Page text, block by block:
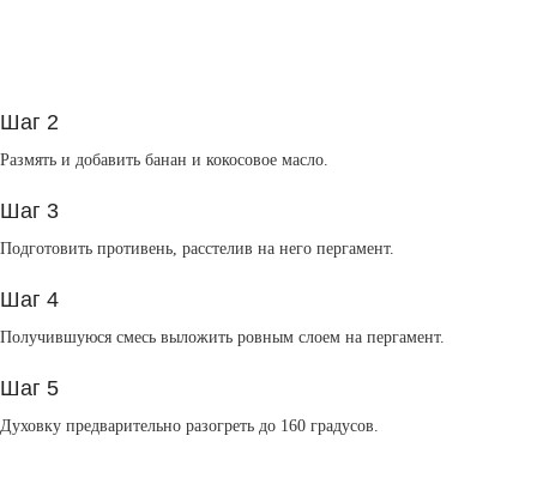
Шаг 2
Размять и добавить банан и кокосовое масло.
Шаг 3
Подготовить противень, расстелив на него пергамент.
Шаг 4
Получившуюся смесь выложить ровным слоем на пергамент.
Шаг 5
Духовку предварительно разогреть до 160 градусов.